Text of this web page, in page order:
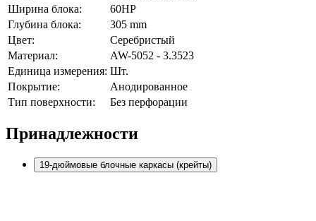
Ширина блока:
60HP
Глубина блока:
305 mm
Цвет:
Серебристый
Материал:
AW-5052 - 3.3523
Единица измерения: Шт.
Покрытие:
Анодированное
Тип поверхности:
Без перфорации
Принадлежности
19-дюймовые блочные каркасы (крейты)